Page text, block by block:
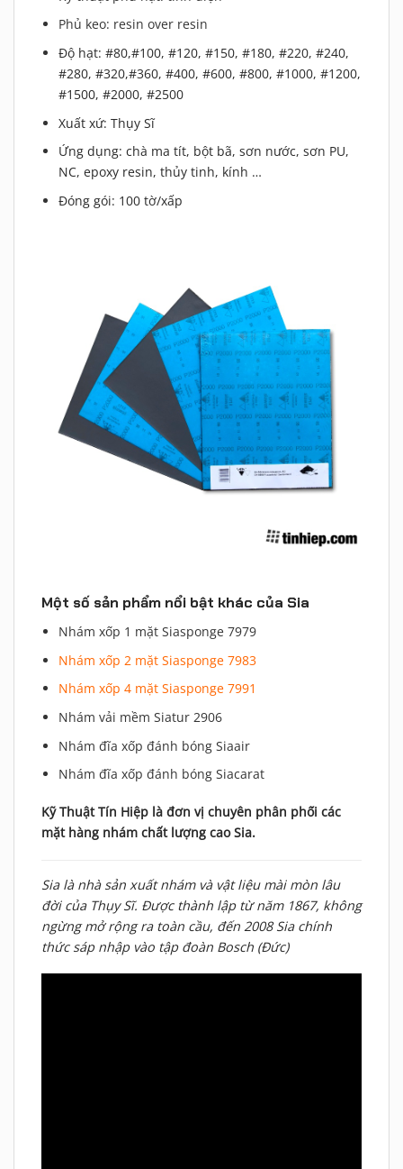
Phủ keo: resin over resin
Độ hạt: #80,#100, #120, #150, #180, #220, #240,
#280, #320,#360, #400, #600, #800, #1000, #1200,
#1500, #2000, #2500
Xuất xứ: Thụy Sĩ
Ứng dụng: chà ma tít, bột bã, sơn nước, sơn PU,
NC, epoxy resin, thủy tinh, kính …
Đóng gói: 100 tờ/xấp
Một số sản phẩm nổi bật khác của Sia
Nhám xốp 1 mặt Siasponge 7979
Nhám xốp 2 mặt Siasponge 7983
Nhám xốp 4 mặt Siasponge 7991
Nhám vải mềm Siatur 2906
Nhám đĩa xốp đánh bóng Siaair
Nhám đĩa xốp đánh bóng Siacarat
Kỹ Thuật Tín Hiệp là đơn vị chuyên phân phối các
mặt hàng nhám chất lượng cao Sia.
Sia là nhà sản xuất nhám và vật liệu mài mòn lâu
đời của Thụy Sĩ. Được thành lập từ năm 1867, không
ngừng mở rộng ra toàn cầu, đến 2008 Sia chính
thức sáp nhập vào tập đoàn Bosch (Đức)